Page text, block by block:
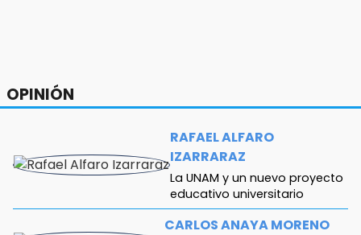
13:26
Ya instalan más de 2 mil luces para fiestas
12:55
Aranza López, la poblana que tocó la gloria
OPINIÓN
RAFAEL ALFARO
IZARRARAZ
La UNAM y un nuevo proyecto
educativo universitario
CARLOS ANAYA MORENO